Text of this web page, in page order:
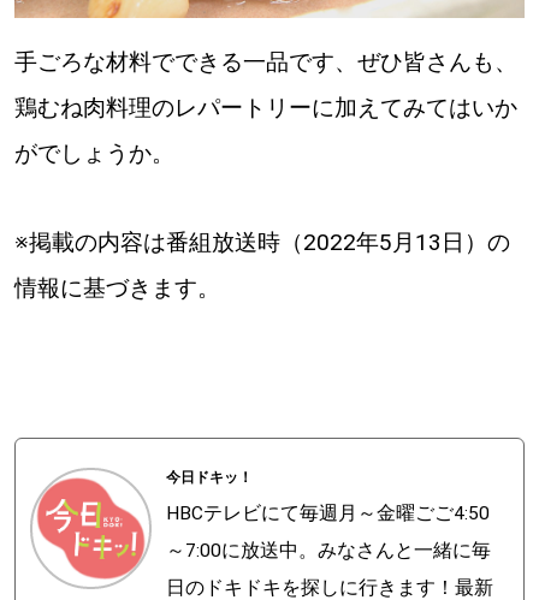
手ごろな材料でできる一品です、ぜひ皆さんも、
鶏むね肉料理のレパートリーに加えてみてはいか
がでしょうか。
※掲載の内容は番組放送時（2022年5月13日）の
情報に基づきます。
今日ドキッ！
HBCテレビにて毎週月～金曜ごご4:50
～7:00に放送中。みなさんと一緒に毎
日のドキドキを探しに行きます！最新